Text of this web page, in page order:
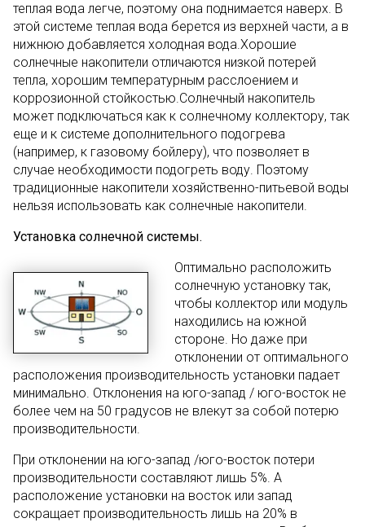
теплая вода легче, поэтому она поднимается наверх. В
этой системе теплая вода берется из верхней части, а в
нижнюю добавляется холодная вода.Хорошие
солнечные накопители отличаются низкой потерей
тепла, хорошим температурным расслоением и
коррозионной стойкостью.Солнечный накопитель
может подключаться как к солнечному коллектору, так
еще и к системе дополнительного подогрева
(например, к газовому бойлеру), что позволяет в
случае необходимости подогреть воду. Поэтому
традиционные накопители хозяйственно-питьевой воды
нельзя использовать как солнечные накопители.
Установка солнечной системы.
Оптимально расположить
солнечную установку так,
чтобы коллектор или модуль
находились на южной
стороне. Но даже при
отклонении от оптимального
расположения производительность установки падает
минимально. Отклонения на юго-запад / юго-восток не
более чем на 50 градусов не влекут за собой потерю
производительности.
При отклонении на юго-запад /юго-восток потери
производительности составляют лишь 5%. А
расположение установки на восток или запад
сокращает производительность лишь на 20% в